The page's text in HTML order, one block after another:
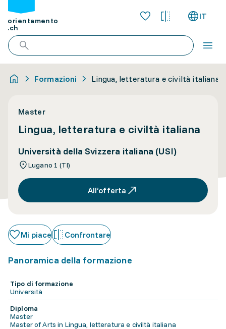
orientamento
.ch
IT
Formazioni Lingua, letteratura e civiltà italiana
Master
Lingua, letteratura e civiltà italiana
Università della Svizzera italiana (USI)
Lugano 1 (TI)
All’offerta
Mi piace Confrontare
Panoramica della formazione
Tipo di formazione
Università
Diploma
Master
Master of Arts in Lingua, letteratura e civiltà italiana